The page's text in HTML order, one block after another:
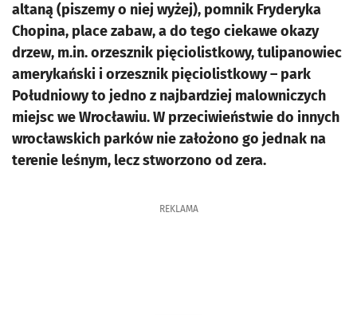
altaną (piszemy o niej wyżej), pomnik Fryderyka
Chopina, place zabaw, a do tego ciekawe okazy
drzew, m.in. orzesznik pięciolistkowy, tulipanowiec
amerykański i orzesznik pięciolistkowy – park
Południowy to jedno z najbardziej malowniczych
miejsc we Wrocławiu. W przeciwieństwie do innych
wrocławskich parków nie założono go jednak na
terenie leśnym, lecz stworzono od zera.
REKLAMA